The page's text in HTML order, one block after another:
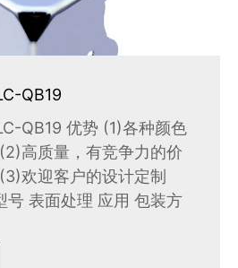
QB19
QB19 优势 (1)各种颜色
高质量，有竞争力的价
欢迎客户的设计定制
号 表面处理 应用 包装方